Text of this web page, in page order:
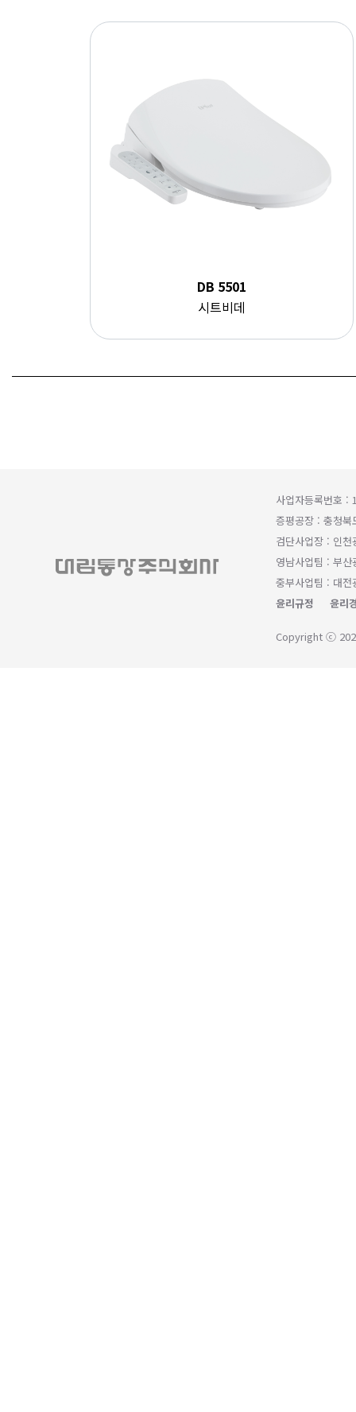
DB 5501
시트비데
사업자등록번호 :
증평공장 : 충청
검단사업장 : 인
영남사업팀 : 부
중부사업팀 : 대
윤리규정
윤리
Copyright ⓒ